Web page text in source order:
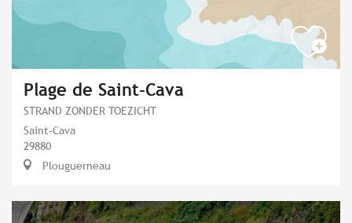
Plage de Saint-Cava
STRAND ZONDER TOEZICHT
Saint-Cava
29880
Plouguerneau